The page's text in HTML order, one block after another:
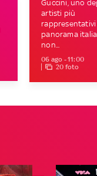
Guccini, uno
artisti più
rappresentativi
panorama
non...
06 ago - 11:00
20 foto